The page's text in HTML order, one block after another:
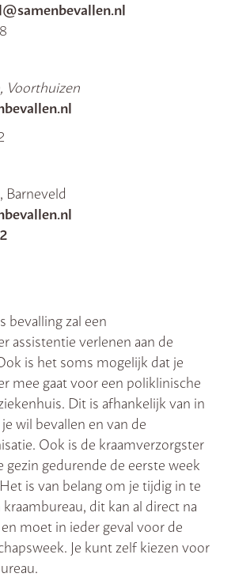
Voorthuizen
Barneveld
bevalling zal een
assistentie verlenen aan de
is het soms mogelijk dat je
mee gaat voor een poliklinische
Dit is afhankelijk van in
wil bevallen en van de
Ook is de kraamverzorgster
gezin gedurende de eerste week
is van belang om je tijdig in te
dit kan al direct na
moet in ieder geval voor de
Je kunt zelf kiezen voor